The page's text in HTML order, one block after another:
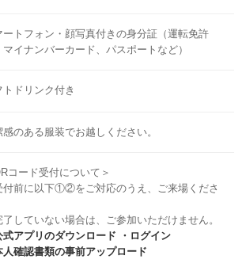
ートフォン・顔写真付きの身分証（運転免許
マイナンバーカード、パスポートなど）
トドリンク付き
感のある服装でお越しください。
コード受付について＞
付前に以下①②をご対応のうえ、ご来場くださ
していない場合は、ご参加いただけません。
アプリのダウンロード ・ログイン
確認書類の事前アップロード